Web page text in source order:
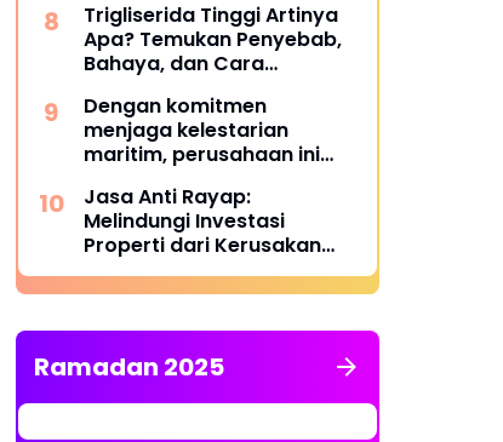
Trigliserida Tinggi Artinya
Apa? Temukan Penyebab,
Bahaya, dan Cara
Dengan komitmen
menjaga kelestarian
maritim, perusahaan ini
TKDN, mencapai lebih dari
55 persen.
Jasa Anti Rayap:
Melindungi Investasi
Properti dari Kerusakan
Struktural yang Tidak
Terlihat
Ramadan 2025